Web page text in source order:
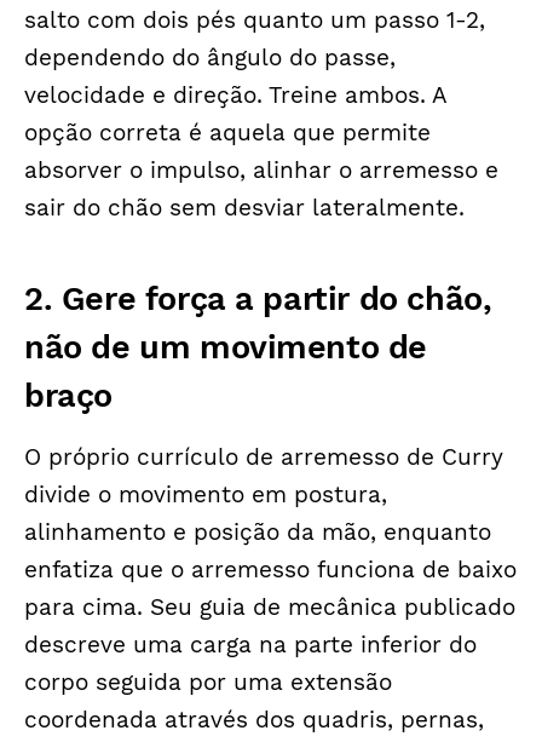
salto com dois pés quanto um passo 1-2,
dependendo do ângulo do passe,
velocidade e direção. Treine ambos. A
opção correta é aquela que permite
absorver o impulso, alinhar o arremesso e
sair do chão sem desviar lateralmente.
2. Gere força a partir do chão,
não de um movimento de
braço
O próprio currículo de arremesso de Curry
divide o movimento em postura,
alinhamento e posição da mão, enquanto
enfatiza que o arremesso funciona de baixo
para cima. Seu guia de mecânica publicado
descreve uma carga na parte inferior do
corpo seguida por uma extensão
coordenada através dos quadris, pernas,